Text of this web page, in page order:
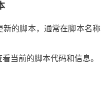
的脚本，通常在脚本名称
当前的脚本代码和信息。